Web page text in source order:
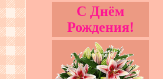
С Днём
Рождения!